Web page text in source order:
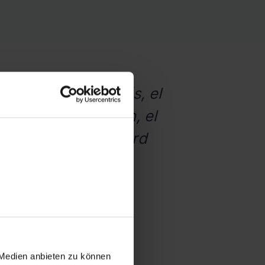
anbieten zu können
Shopify y, además, el
sea una dirección, el
seguimiento, byrd